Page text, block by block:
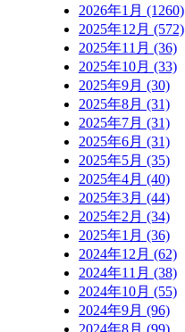
2026年1月 (1260)
2025年12月 (572)
2025年11月 (36)
2025年10月 (33)
2025年9月 (30)
2025年8月 (31)
2025年7月 (31)
2025年6月 (31)
2025年5月 (35)
2025年4月 (40)
2025年3月 (44)
2025年2月 (34)
2025年1月 (36)
2024年12月 (62)
2024年11月 (38)
2024年10月 (55)
2024年9月 (96)
2024年8月 (99)